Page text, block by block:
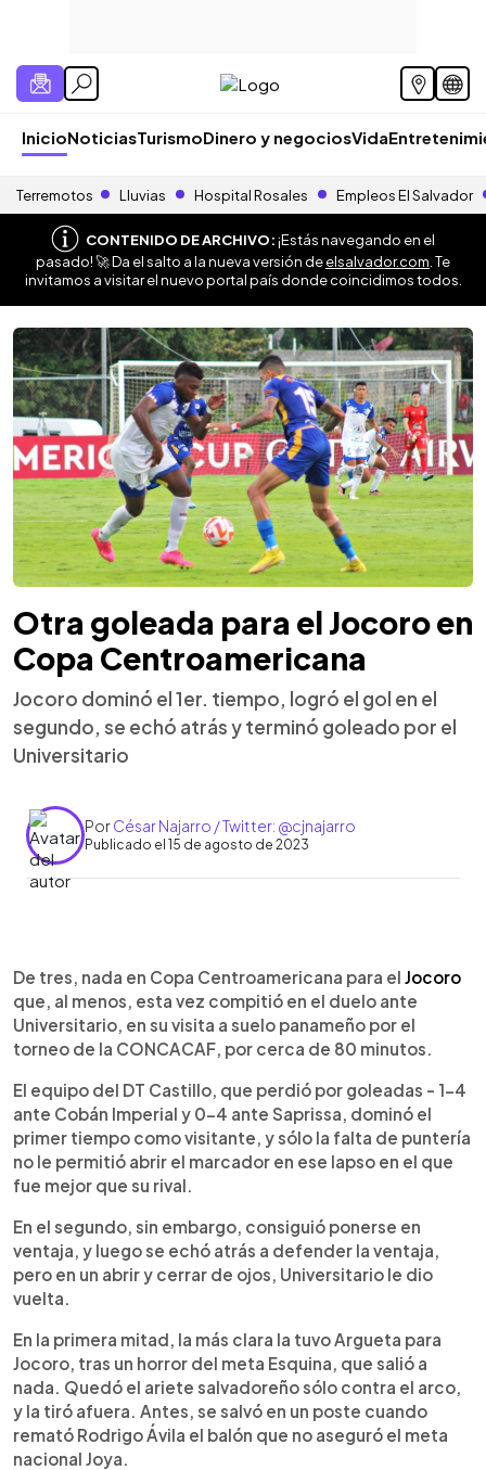
InicioNoticiasTurismoDinero y negociosVida
Terremotos Lluvias Hospital Rosales Empleos El Salvador
CONTENIDO DE ARCHIVO:¡Estás navegando en el
pasado! 🚀 Da el salto a la nueva versión deelsalvador.com . Te
invitamos a visitar el nuevo portal país donde coincidimos todos.
Otra goleada para el Jocoro en
Copa Centroamericana
Jocoro dominó el 1er. tiempo, logró el gol en el
segundo, se echó atrás y terminó goleado por el
Universitario
PorCésar Najarro / Twitter: @cjnajarro
Publicado el 15 de agosto de 2023
Escuchar artículo
De tres, nada en Copa Centroamericana para el Jocoro
que, al menos, esta vez compitió en el duelo ante
Universitario, en su visita a suelo panameño por el
torneo de la CONCACAF, por cerca de 80 minutos.
El equipo del DT Castillo, que perdió por goleadas - 1-4
ante Cobán Imperial y 0-4 ante Saprissa, dominó el
primer tiempo como visitante, y sólo la falta de puntería
no le permitió abrir el marcador en ese lapso en el que
fue mejor que su rival.
En el segundo, sin embargo, consiguió ponerse en
ventaja, y luego se echó atrás a defender la ventaja,
pero en un abrir y cerrar de ojos, Universitario le dio
vuelta.
En la primera mitad, la más clara la tuvo Argueta para
Jocoro, tras un horror del meta Esquina, que salió a
nada. Quedó el ariete salvadoreño sólo contra el arco,
y la tiró afuera. Antes, se salvó en un poste cuando
remató Rodrigo Ávila el balón que no aseguró el meta
nacional Joya.